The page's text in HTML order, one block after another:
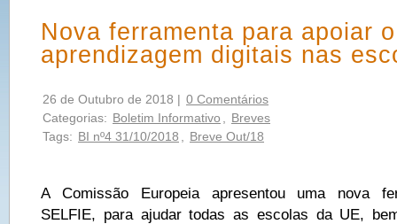
Nova ferramenta para apoiar
aprendizagem digitais nas
26 de Outubro de 2018 | 0 Comentários
Categorias: Boletim Informativo
Breves
Tags: BI nº4 31/10/2018 Breve Out/18
A Comissão Europeia apresentou uma nova
SELFIE, para ajudar todas as escolas da UE,